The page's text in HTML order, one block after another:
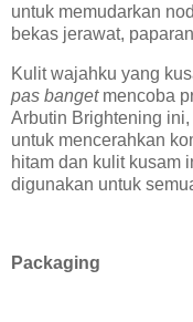
untuk memudarkan
bekas jerawat,
Kulit wajahku yang
pas bangetmencoba
Arbutin Brightening
untuk mencerahkan
hitam dan kulit kusam
digunakan untuk
Packaging